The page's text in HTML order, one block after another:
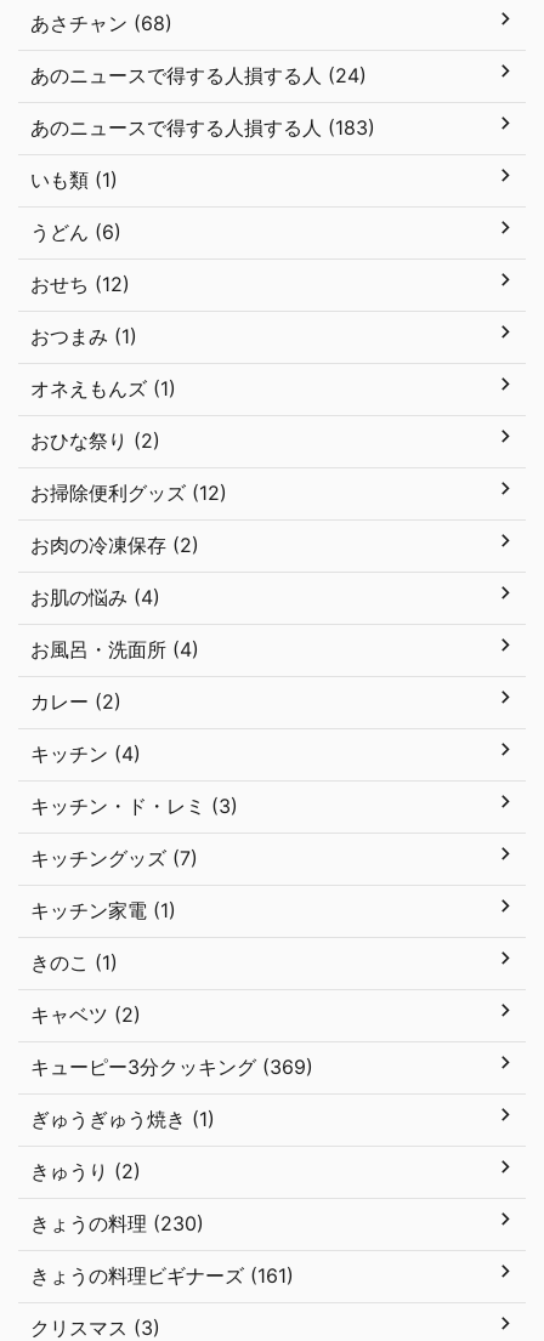
あさチャン (68)
あのニュースで得する人損する人 (24)
あのニュースで得する人損する人 (183)
いも類 (1)
うどん (6)
おせち (12)
おつまみ (1)
オネえもんズ (1)
おひな祭り (2)
お掃除便利グッズ (12)
お肉の冷凍保存 (2)
お肌の悩み (4)
お風呂・洗面所 (4)
カレー (2)
キッチン (4)
キッチン・ド・レミ (3)
キッチングッズ (7)
キッチン家電 (1)
きのこ (1)
キャベツ (2)
キューピー3分クッキング (369)
ぎゅうぎゅう焼き (1)
きゅうり (2)
きょうの料理 (230)
きょうの料理ビギナーズ (161)
クリスマス (3)